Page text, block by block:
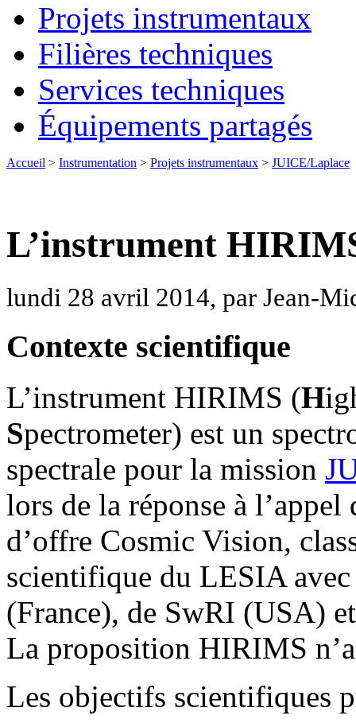
Projets instrumentaux
Filières techniques
Services techniques
Équipements partagés
Accueil > Instrumentation > Projets instrumentaux > JUICE/Laplace
L’instrument
lundi 28 avril 2014, par Jean-
Contexte scientifique
L’instrument HIRIMS (H
Spectrometer) est un
spectrale pour la mission
lors de la réponse à
d’offre Cosmic Vision,
scientifique du LESIA
(France), de SwRI (USA)
La proposition HIRIMS
Les objectifs scientifiques